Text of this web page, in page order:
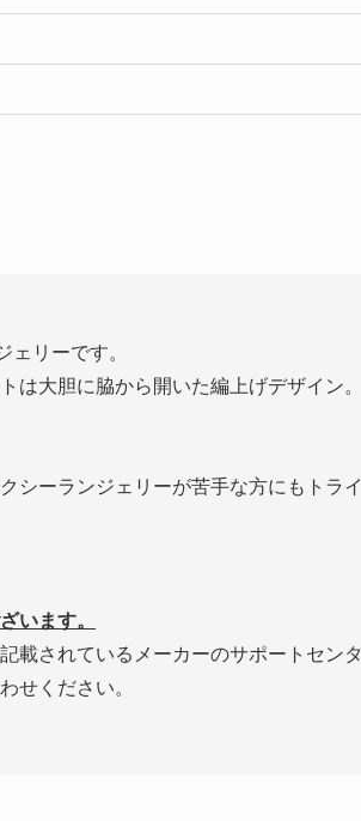
リーです。
は大胆に脇から開いた編上げデザイン。
シーランジェリーが苦手な方にもトライ
います。
載されているメーカーのサポートセンタ
せください。